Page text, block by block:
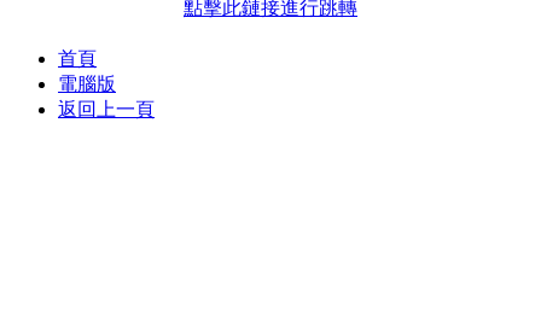
點擊此鏈接進行跳轉
首頁
電腦版
返回上一頁